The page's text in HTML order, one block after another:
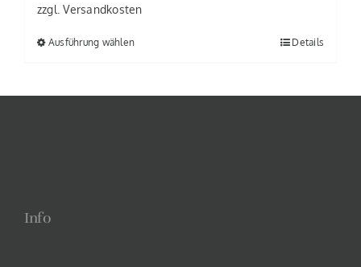
zzgl.Versandkosten
Ausführung wählenDieses
Details
Info